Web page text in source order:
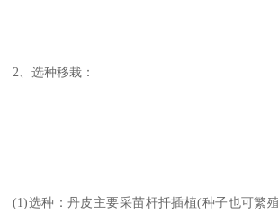
2、选种移栽：
(1)选种：丹皮主要采苗杆扦插植(种子也可繁